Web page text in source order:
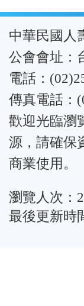
:::中華民國人
公會會址：
電話：
傳真電話：
歡迎光臨瀏
源，請確保
商業使用。
瀏覽人次：
最後更新時